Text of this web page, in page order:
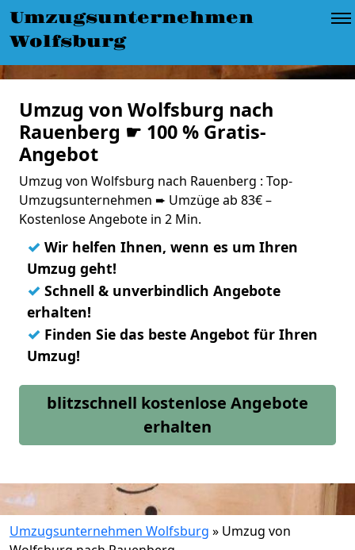
Umzugsunternehmen
Wolfsburg
Umzug von Wolfsburg nach
Rauenberg ☛ 100 % Gratis-
Angebot
Umzug von Wolfsburg nach Rauenberg : Top-
Umzugsunternehmen ➨ Umzüge ab 83€ –
Kostenlose Angebote in 2 Min.
✓ Wir helfen Ihnen, wenn es um Ihren
Umzug geht!
✓ Schnell & unverbindlich Angebote
erhalten!
✓ Finden Sie das beste Angebot für Ihren
Umzug!
blitzschnell kostenlose Angebote
erhalten
Umzugsunternehmen Wolfsburg » Umzug von